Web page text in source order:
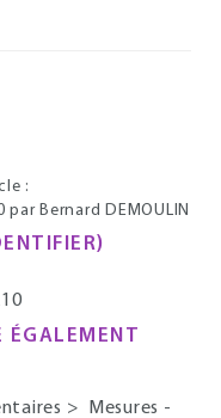
:
par Bernard DEMOULIN
ÉGALEMENT
>
Mesures -